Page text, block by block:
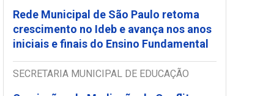
Rede Municipal de São Paulo retoma
crescimento no Ideb e avança nos anos
iniciais e finais do Ensino Fundamental
SECRETARIA MUNICIPAL DE EDUCAÇÃO